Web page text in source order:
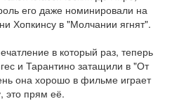
его даже номинировали на
Хопкинсу в "Молчании ягнят".
в который раз, теперь
и Тарантино затащили в "От
она хорошо в фильме играет
это прям её.